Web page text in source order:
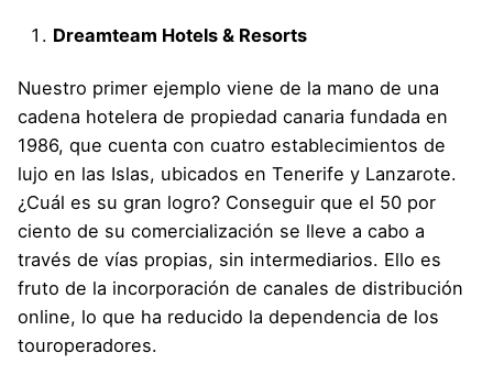
Dreamteam Hotels & Resorts
Nuestro primer ejemplo viene de la mano de una
cadena hotelera de propiedad canaria fundada en
1986, que cuenta con cuatro establecimientos de
lujo en las Islas, ubicados en Tenerife y Lanzarote.
¿Cuál es su gran logro? Conseguir que el 50 por
ciento de su comercialización se lleve a cabo a
través de vías propias, sin intermediarios. Ello es
fruto de la incorporación de canales de distribución
online, lo que ha reducido la dependencia de los
touroperadores.